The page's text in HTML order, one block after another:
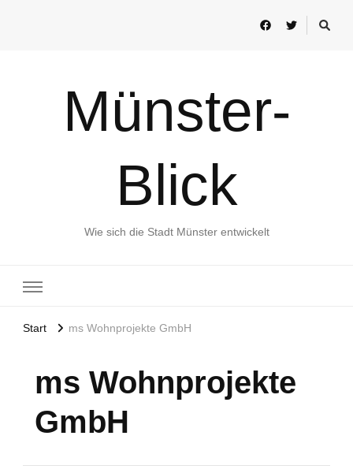
Münster-
Blick
Wie sich die Stadt Münster entwickelt
Start ms Wohnprojekte GmbH
ms Wohnprojekte
GmbH